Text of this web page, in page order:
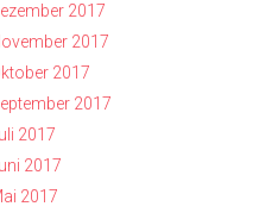
2017
2017
2017
2017
2017
2017
2017